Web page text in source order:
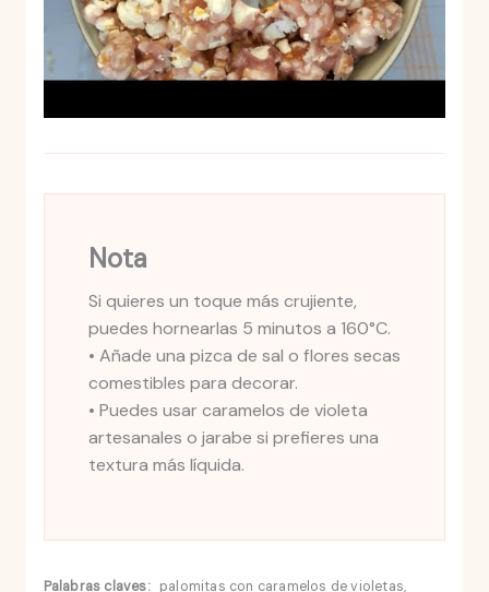
Nota
Si quieres un toque más crujiente,
puedes hornearlas 5 minutos a 160°C.
• Añade una pizca de sal o flores secas
comestibles para decorar.
• Puedes usar caramelos de violeta
artesanales o jarabe si prefieres una
textura más líquida.
Palabras claves: palomitas con caramelos de violetas,